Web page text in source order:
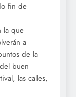
fin de
la que
a
de la
buen
las calles,